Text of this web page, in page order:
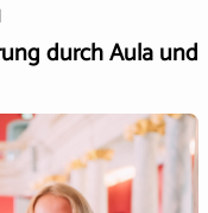
durch Aula und